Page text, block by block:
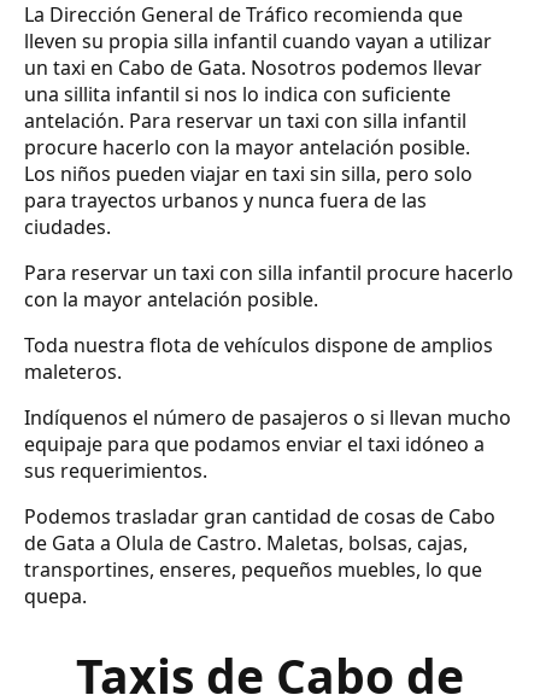
La Dirección General de Tráfico recomienda que
lleven su propia silla infantil cuando vayan a utilizar
un taxi en Cabo de Gata. Nosotros podemos llevar
una sillita infantil si nos lo indica con suficiente
antelación. Para reservar un taxi con silla infantil
procure hacerlo con la mayor antelación posible.
Los niños pueden viajar en taxi sin silla, pero solo
para trayectos urbanos y nunca fuera de las
ciudades.
Para reservar un taxi con silla infantil procure hacerlo
con la mayor antelación posible.
Toda nuestra flota de vehículos dispone de amplios
maleteros.
Indíquenos el número de pasajeros o si llevan mucho
equipaje para que podamos enviar el taxi idóneo a
sus requerimientos.
Podemos trasladar gran cantidad de cosas de Cabo
de Gata a Olula de Castro. Maletas, bolsas, cajas,
transportines, enseres, pequeños muebles, lo que
quepa.
Taxis de Cabo de